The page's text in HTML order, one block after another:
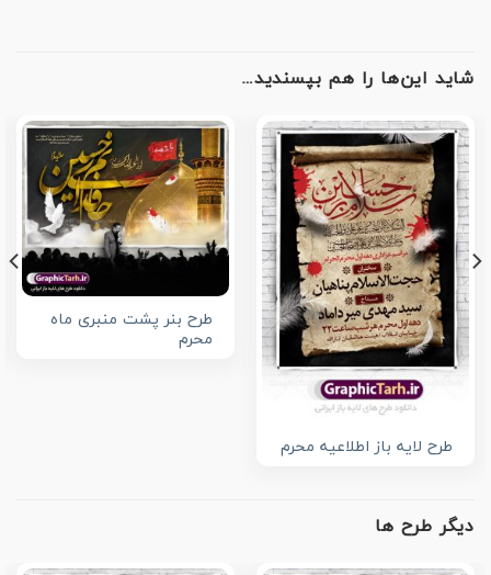
شاید این‌ها را هم بپسندید…
طرح لایه باز اطلاعیه محرم
طرح بنر پشت منبری ماه
محرم
دیگر طرح ها